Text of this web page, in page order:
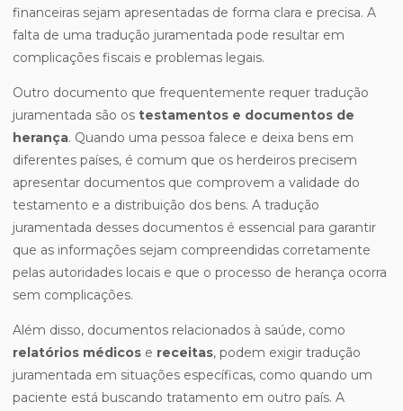
financeiras sejam apresentadas de forma clara e precisa. A
falta de uma tradução juramentada pode resultar em
complicações fiscais e problemas legais.
Outro documento que frequentemente requer tradução
juramentada são os testamentos e documentos de
herança. Quando uma pessoa falece e deixa bens em
diferentes países, é comum que os herdeiros precisem
apresentar documentos que comprovem a validade do
testamento e a distribuição dos bens. A tradução
juramentada desses documentos é essencial para garantir
que as informações sejam compreendidas corretamente
pelas autoridades locais e que o processo de herança ocorra
sem complicações.
Além disso, documentos relacionados à saúde, como
relatórios médicos e receitas, podem exigir tradução
juramentada em situações específicas, como quando um
paciente está buscando tratamento em outro país. A